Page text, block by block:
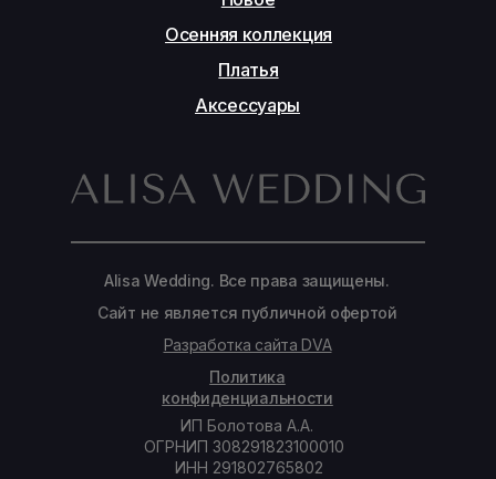
Alisa Wedding. Все права защищены.
Сайт не является публичной офертой
Политика
конфиденциальности
Разработка сайта DVA
Осенняя коллекция
Платья
Аксессуары
ИП Болотова А.А.
ОГРНИП 308291823100010
ИНН 291802765802